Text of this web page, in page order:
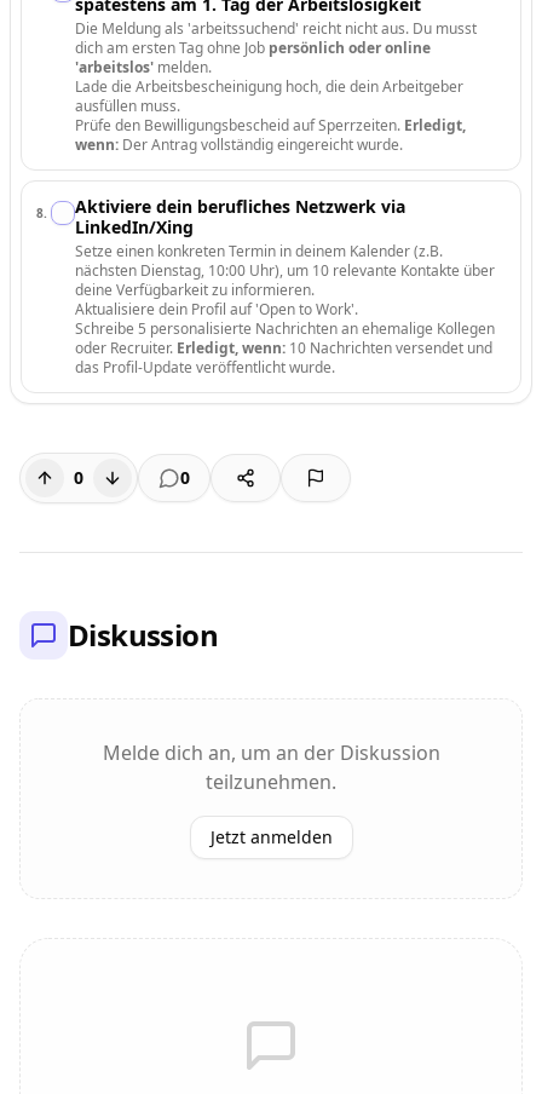
Die Meldung als 'arbeitssuchend' reicht nicht aus. Du musst
dich am ersten Tag ohne Job persönlich oder online
'arbeitslos' melden.
Lade die Arbeitsbescheinigung hoch, die dein Arbeitgeber
ausfüllen muss.
Prüfe den Bewilligungsbescheid auf Sperrzeiten. Erledigt,
wenn: Der Antrag vollständig eingereicht wurde.
8.
Aktiviere dein berufliches Netzwerk via
LinkedIn/Xing
Setze einen konkreten Termin in deinem Kalender (z.B.
nächsten Dienstag, 10:00 Uhr), um 10 relevante Kontakte über
deine Verfügbarkeit zu informieren.
Aktualisiere dein Profil auf 'Open to Work'.
Schreibe 5 personalisierte Nachrichten an ehemalige Kollegen
oder Recruiter. Erledigt, wenn: 10 Nachrichten versendet und
das Profil-Update veröffentlicht wurde.
0 0
Diskussion
Melde dich an, um an der Diskussion
teilzunehmen.
Jetzt anmelden